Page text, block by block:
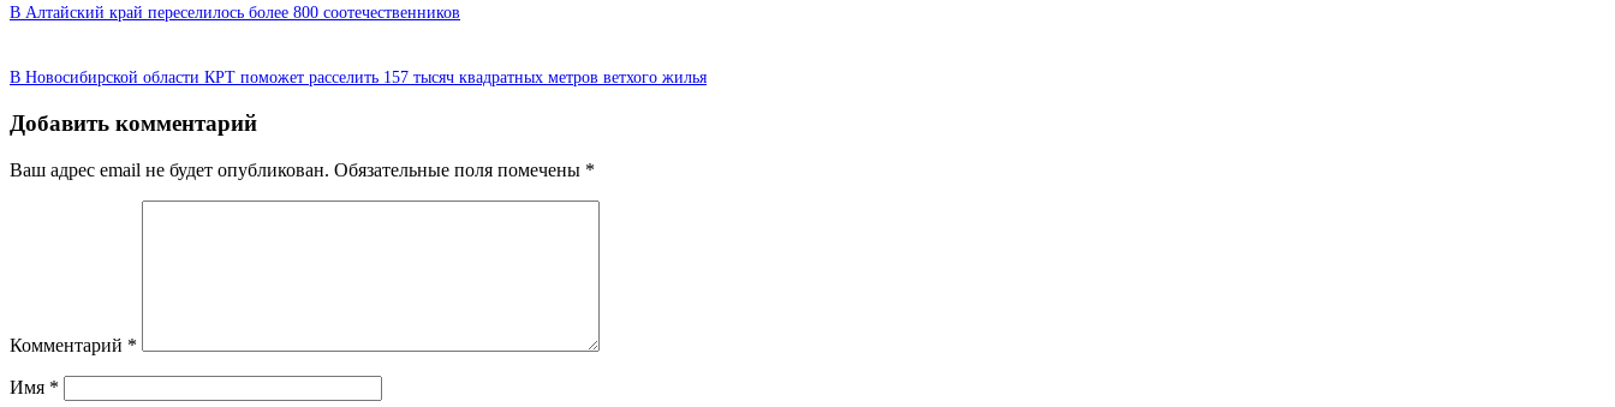
В Алтайский край переселилось более 800 соотечественников
В Новосибирской области КРТ поможет расселить 157 тысяч квадратных метров ветхого жилья
Добавить комментарий
Ваш адрес email не будет опубликован. Обязательные поля помечены *
Комментарий *
Имя *